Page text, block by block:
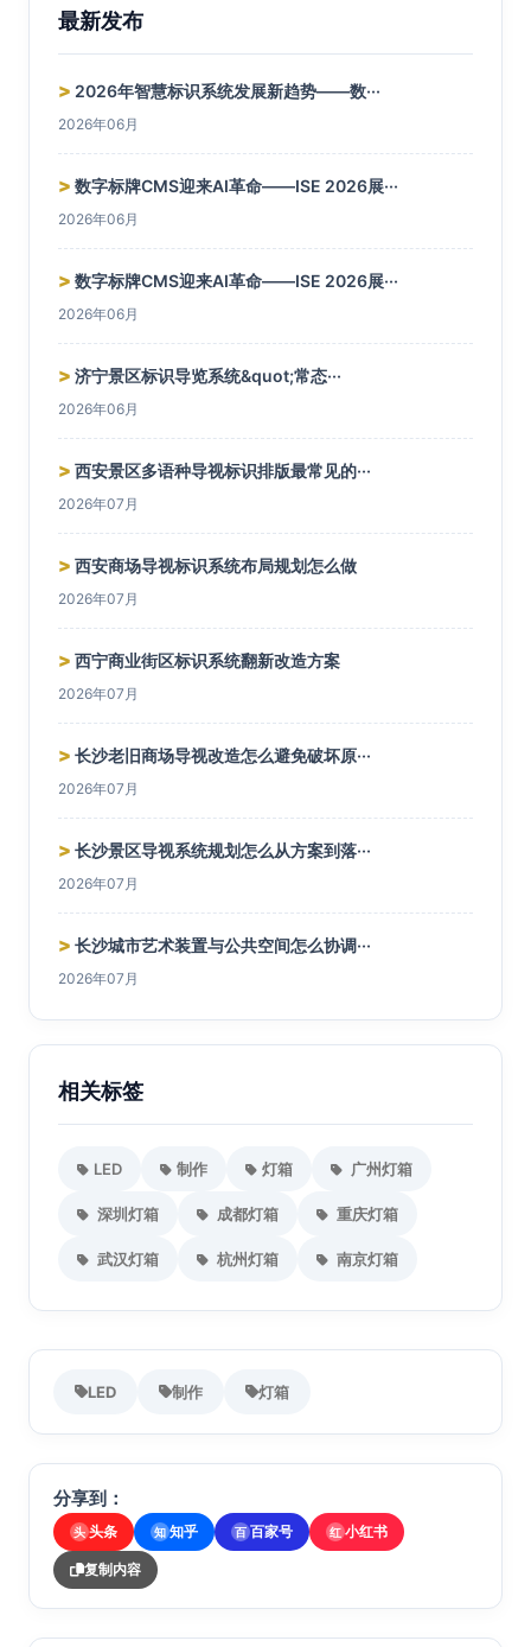
最新发布
> 2026年智慧标识系统发展新趋势——数···
2026年06月
> 数字标牌CMS迎来AI革命——ISE 2026展···
2026年06月
> 数字标牌CMS迎来AI革命——ISE 2026展···
2026年06月
> 济宁景区标识导览系统&quot;常态···
2026年06月
> 西安景区多语种导视标识排版最常见的···
2026年07月
> 西安商场导视标识系统布局规划怎么做
2026年07月
> 西宁商业街区标识系统翻新改造方案
2026年07月
> 长沙老旧商场导视改造怎么避免破坏原···
2026年07月
> 长沙景区导视系统规划怎么从方案到落···
2026年07月
> 长沙城市艺术装置与公共空间怎么协调···
2026年07月
相关标签
LED 制作 灯箱 广州灯箱
深圳灯箱 成都灯箱 重庆灯箱
武汉灯箱 杭州灯箱 南京灯箱
LED 制作 灯箱
分享到：
头 头条 知 知乎 百 百家号 红 小红书
复制内容